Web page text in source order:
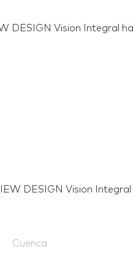
DESIGN Vision Integral
DESIGN Vision Integral
Cuenca